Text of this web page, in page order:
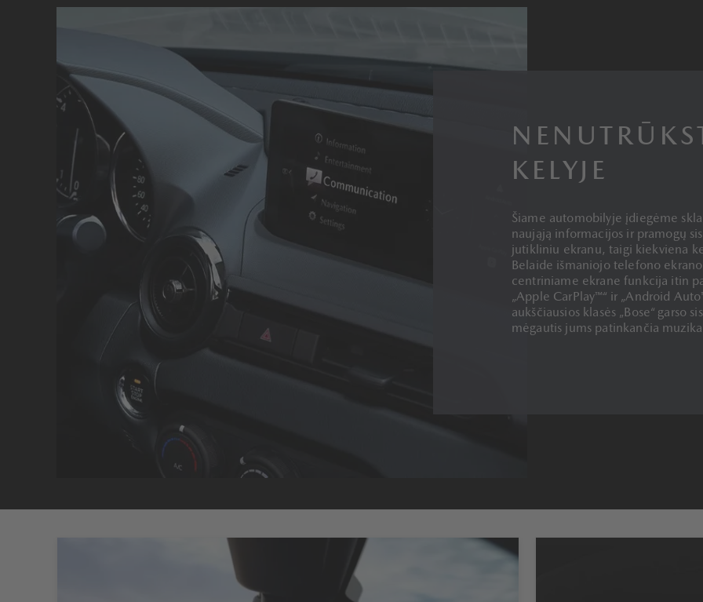
KELYJE
Šiame automobilyje įdiegėme
naująją informacijos ir pramogų
jutikliniu ekranu, taigi kiekviena
Belaide išmaniojo telefono
centriniame ekrane funkcija itin
„Apple CarPlay™“ ir „Android
aukščiausios klasės „Bose“
mėgautis jums patinkančia